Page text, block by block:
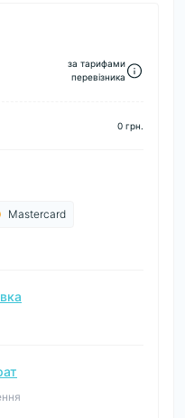
за тарифами
перевізника
0 грн.
Mastercard